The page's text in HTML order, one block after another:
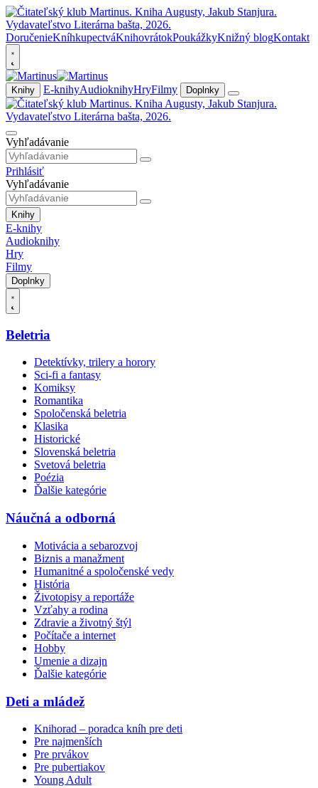
DoručenieKníhkupectváKnihovrátokPoukážkyKnižný blogKontakt
Knihy E-knihyAudioknihyHryFilmy Doplnky
Vyhľadávanie
Prihlásiť
Vyhľadávanie
Knihy
E-knihy
Audioknihy
Hry
Filmy
Doplnky
Beletria
Detektívky, trilery a horory
Sci-fi a fantasy
Komiksy
Romantika
Spoločenská beletria
Klasika
Historické
Slovenská beletria
Svetová beletria
Poézia
Ďalšie kategórie
Náučná a odborná
Motivácia a sebarozvoj
Biznis a manažment
Humanitné a spoločenské vedy
História
Životopisy a reportáže
Vzťahy a rodina
Zdravie a životný štýl
Počítače a internet
Hobby
Umenie a dizajn
Ďalšie kategórie
Deti a mládež
Knihorad – poradca kníh pre deti
Pre najmenších
Pre prvákov
Pre pubertiakov
Young Adult